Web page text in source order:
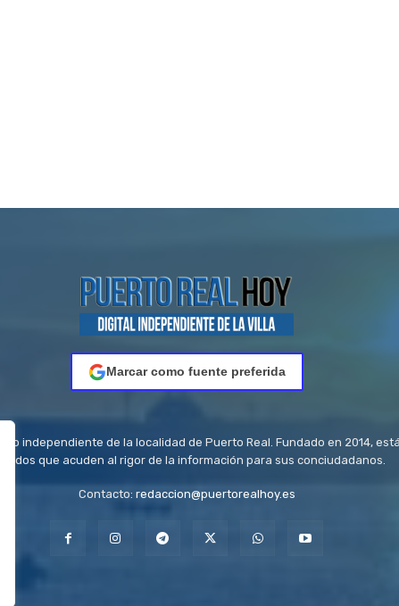
Marcar como fuente preferida
independiente de la localidad de Puerto Real. Fundado en 2014,
que acuden al rigor de la información para sus conciudadanos.
Contacto: redaccion@puertorealhoy.es